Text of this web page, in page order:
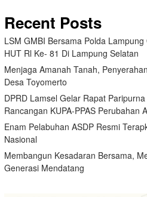
Recent Posts
LSM GMBI Bersama Polda
HUT Rl Ke- 81 Di Lampung Selatan
Menjaga Amanah Tanah,
Desa Toyomerto
DPRD Lamsel Gelar Rapat
Rancangan KUPA-PPAS Perubahan
Enam Pelabuhan ASDP Resmi
Nasional
Membangun Kesadaran Bersama,
Generasi Mendatang